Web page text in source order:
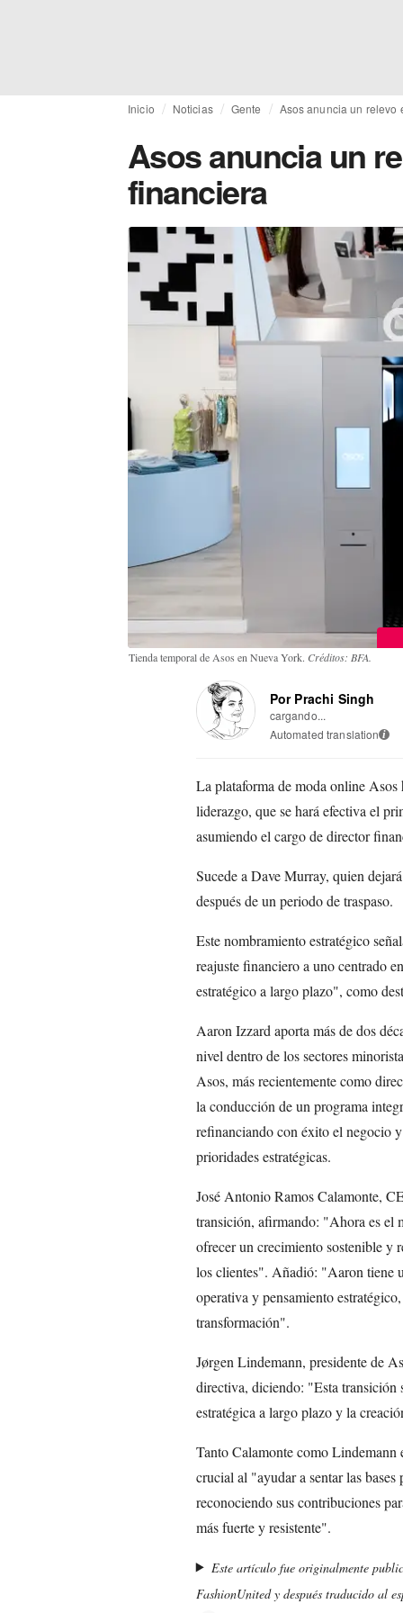
Inicio Noticias Gente Asos anuncia un relevo
Asos anuncia un
financiera
Tienda temporal de Asos en Nueva York. Créditos: BFA.
Por Prachi Singh
cargando...
Automated translation i
La plataforma de moda online
liderazgo, que se hará efectiva el
asumiendo el cargo de director
Sucede a Dave Murray, quien
después de un periodo de traspaso.
Este nombramiento estratégico
reajuste financiero a uno centrado
estratégico a largo plazo", como
Aaron Izzard aporta más de dos
nivel dentro de los sectores
Asos, más recientemente como
la conducción de un programa
refinanciando con éxito el negocio
prioridades estratégicas.
José Antonio Ramos Calamonte,
transición, afirmando: "Ahora es el
ofrecer un crecimiento sostenible y
los clientes". Añadió: "Aaron tiene
operativa y pensamiento
transformación".
Jørgen Lindemann, presidente de
directiva, diciendo: "Esta transición
estratégica a largo plazo y la
Tanto Calamonte como Lindemann
crucial al "ayudar a sentar las
reconociendo sus contribuciones
más fuerte y resistente".
Este artículo fue originalmente
FashionUnited y después traducido al